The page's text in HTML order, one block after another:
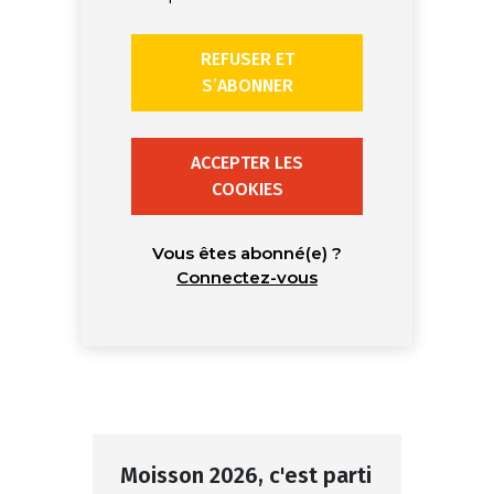
REFUSER ET
S’ABONNER
ACCEPTER LES
COOKIES
Vous êtes abonné(e) ?
Connectez-vous
Moisson 2026, c'est parti